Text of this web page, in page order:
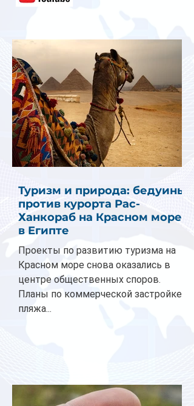
Туризм и природа: бедуины
против курорта Рас-
Ханкораб на Красном море
в Египте
Проекты по развитию туризма на
Красном море снова оказались в
центре общественных споров.
Планы по коммерческой застройке
пляжа...